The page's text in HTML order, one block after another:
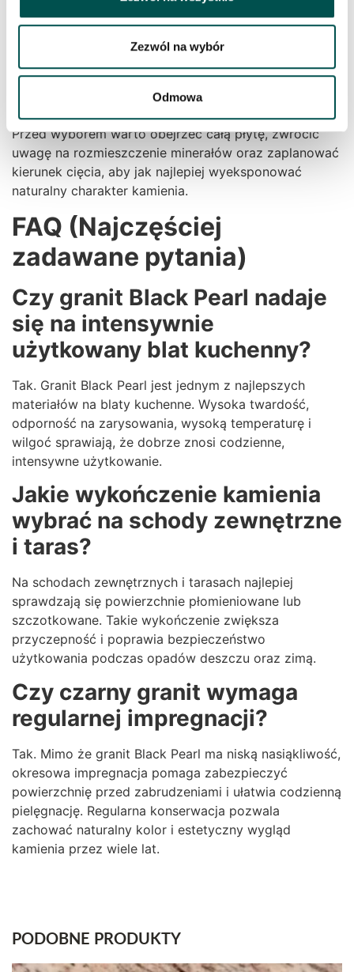
Zezwól na wybór
Odmowa
RR Granity oferuje płyty granitowe Black Pearl
przeznaczone do produkcji blatów, schodów,
parapetów, posadzek oraz okładzin ściennych. Zakup
płyt w hurtowni umożliwia wybór konkretnego rysunku
powierzchni do indywidualnego projektu.
Przed wyborem warto obejrzeć całą płytę, zwrócić
uwagę na rozmieszczenie minerałów oraz zaplanować
kierunek cięcia, aby jak najlepiej wyeksponować
naturalny charakter kamienia.
FAQ (Najczęściej
zadawane pytania)
Czy granit Black Pearl nadaje
się na intensywnie
użytkowany blat kuchenny?
Tak. Granit Black Pearl jest jednym z najlepszych
materiałów na blaty kuchenne. Wysoka twardość,
odporność na zarysowania, wysoką temperaturę i
wilgoć sprawiają, że dobrze znosi codzienne,
intensywne użytkowanie.
Jakie wykończenie kamienia
wybrać na schody zewnętrzne
i taras?
Na schodach zewnętrznych i tarasach najlepiej
sprawdzają się powierzchnie płomieniowane lub
szczotkowane. Takie wykończenie zwiększa
przyczepność i poprawia bezpieczeństwo
użytkowania podczas opadów deszczu oraz zimą.
Czy czarny granit wymaga
regularnej impregnacji?
Tak. Mimo że granit Black Pearl ma niską nasiąkliwość,
okresowa impregnacja pomaga zabezpieczyć
powierzchnię przed zabrudzeniami i ułatwia codzienną
pielęgnację. Regularna konserwacja pozwala
zachować naturalny kolor i estetyczny wygląd
kamienia przez wiele lat.
PODOBNE PRODUKTY